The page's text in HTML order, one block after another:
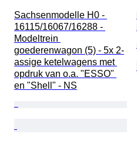
Sachsenmodelle H0 -
16115/16067/16288 -
Modeltrein
goederenwagon (5) - 5x 2-
assige ketelwagens met
opdruk van o.a. "ESSO"
en "Shell" - NS